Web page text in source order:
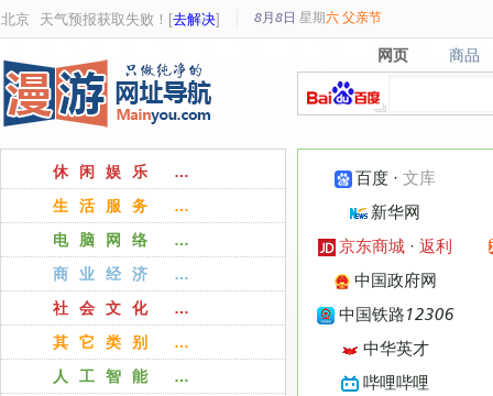
北京 天气预报获取失败！[去解决] 8月8日 星期六 父亲节
网页
网页 商品
商品
百度 ·文库
新华网
京东商城 ·返利
中国政府网
中国铁路12306
中华英才
哔哩哔哩
休闲娱乐 …
生活服务 …
电脑网络 …
商业经济 …
社会文化 …
其它类别 …
人工智能 …